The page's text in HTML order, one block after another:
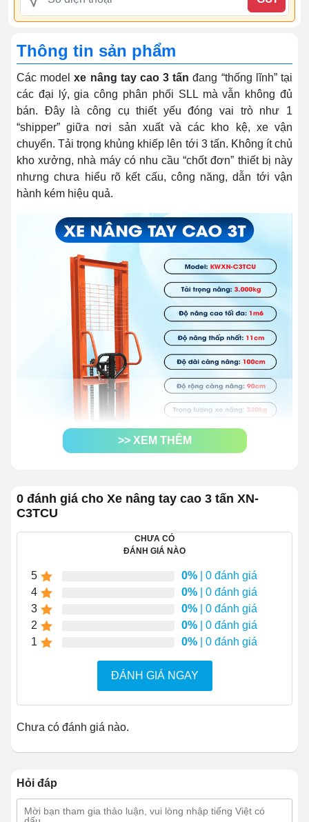
Thông tin sản phẩm
Các modelxe nâng tay cao 3 tấn đang “thống lĩnh” tại
các đại lý, gia công phân phối SLL mà vẫn không đủ
bán. Đây là công cụ thiết yếu đóng vai trò như 1
“shipper” giữa nơi sản xuất và các kho kệ, xe vận
chuyển. Tải trọng khủng khiếp lên tới 3 tấn. Không ít chủ
kho xưởng, nhà máy có nhu cầu “chốt đơn” thiết bị này
nhưng chưa hiểu rõ kết cấu, công năng, dẫn tới vận
hành kém hiệu quả.
1. Xe nâng bằng tay cao 3 tấn
được ứng dụng trong quy mô
Với khả năng chịu tải lên tới 3000 kg/lần vận hành, công
cụ này có thể di dời được các kiện hàng thùng lớn
nhanh chóng. Đồng thời, nhờ kết cấu gọn nhẹ, công cụ
có thể thoải mái bố trí, xoay chuyển linh hoạt trong các
không gian hẹp,không sợ vướng víu.
>> XEM THÊM
0 đánh giá cho Xe nâng tay cao 3 tấn XN-
C3TCU
CHƯA CÓ
ĐÁNH GIÁ NÀO
5 0% | 0 đánh giá
4
0% | 0 đánh giá
3
0% | 0 đánh giá
2
0% | 0 đánh giá
1
0% | 0 đánh giá
ĐÁNH GIÁ NGAY
Chưa có đánh giá nào.
Hỏi đáp